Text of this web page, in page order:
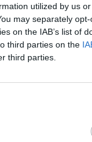
utilized by us
may separately
on the IAB’s list of
third parties on the
third parties.